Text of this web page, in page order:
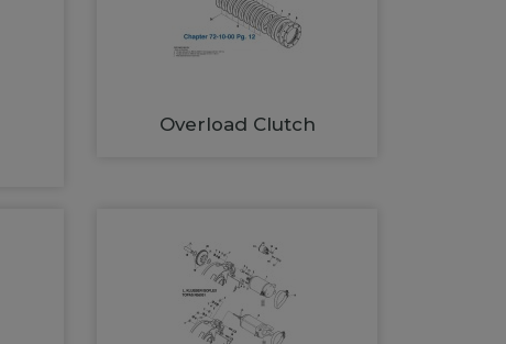
Overload Clutch